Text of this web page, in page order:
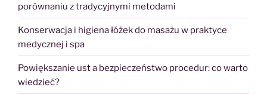
porównaniu z tradycyjnymi metodami
Konserwacja i higiena łóżek do masażu w praktyce
medycznej i spa
Powiększanie ust a bezpieczeństwo procedur: co warto
wiedzieć?